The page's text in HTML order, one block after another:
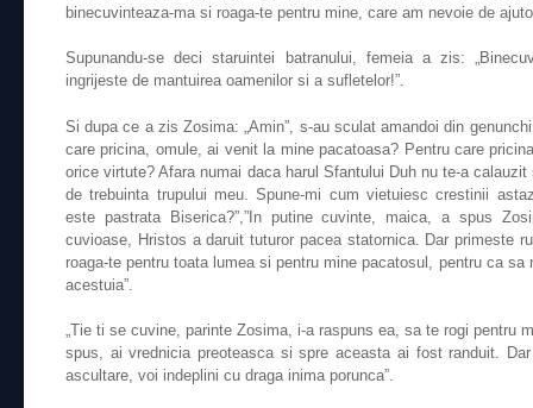
binecuvinteaza-ma si roaga-te pentru mine, care am nevoie de
Supunandu-se deci staruintei batranului, femeia a zis:
ingrijeste de mantuirea oamenilor si a sufletelor!”.
Si dupa ce a zis Zosima: „Amin”, s-au sculat amandoi din
care pricina, omule, ai venit la mine pacatoasa? Pentru care
orice virtute? Afara numai daca harul Sfantului Duh nu te-a
de trebuinta trupului meu. Spune-mi cum vietuiesc crestinii
este pastrata Biserica?”,”In putine cuvinte, maica, a spus
cuvioase, Hristos a daruit tuturor pacea statornica. Dar primeste
roaga-te pentru toata lumea si pentru mine pacatosul, pentru ca sa
acestuia”.
„Tie ti se cuvine, parinte Zosima, i-a raspuns ea, sa te rogi pentru
spus, ai vrednicia preoteasca si spre aceasta ai fost randuit.
ascultare, voi indeplini cu draga inima porunca”.